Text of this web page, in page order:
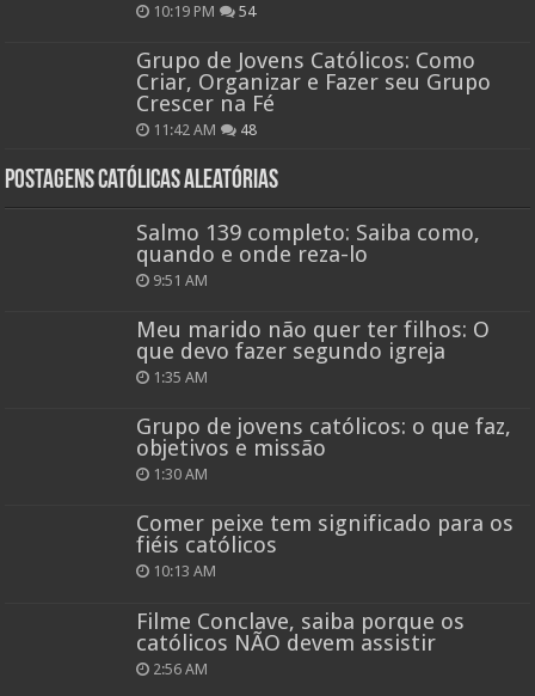
10:19 PM 54
Grupo de Jovens Católicos: Como
Criar, Organizar e Fazer seu Grupo
Crescer na Fé
11:42 AM 48
Postagens católicas aleatórias
Salmo 139 completo: Saiba como,
quando e onde reza-lo
9:51 AM
Meu marido não quer ter filhos: O
que devo fazer segundo igreja
1:35 AM
Grupo de jovens católicos: o que faz,
objetivos e missão
1:30 AM
Comer peixe tem significado para os
fiéis católicos
10:13 AM
Filme Conclave, saiba porque os
católicos NÃO devem assistir
2:56 AM